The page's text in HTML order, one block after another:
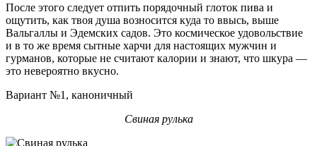
После этого следует отпить порядочный глоток пива и
ощутить, как твоя душа возносится куда то ввысь, выше
Вальгаллы и Эдемских садов. Это космическое удовольствие
и в то же время сытные харчи для настоящих мужчин и
гурманов, которые не считают калории и знают, что шкура —
это невероятно вкусно.
Вариант №1, каноничный
Свиная рулька